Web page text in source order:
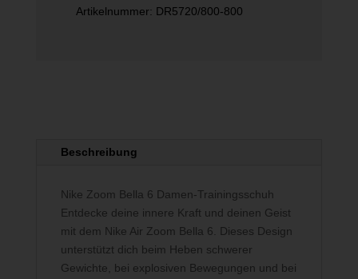
Menge
Artikelnummer: DR5720/800-800
Beschreibung
Nike Zoom Bella 6 Damen-Trainingsschuh
Entdecke deine innere Kraft und deinen Geist
mit dem Nike Air Zoom Bella 6. Dieses Design
unterstützt dich beim Heben schwerer
Gewichte, bei explosiven Bewegungen und bei